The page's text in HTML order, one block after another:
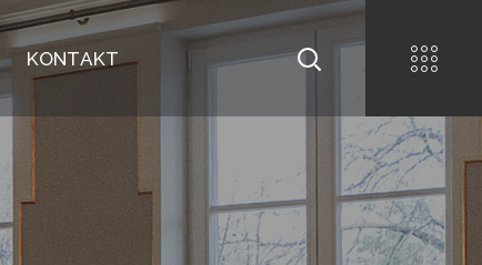
KONTAKT